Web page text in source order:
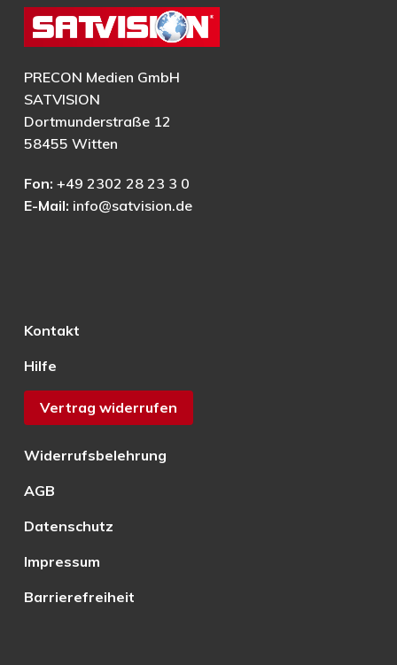
PRECON Medien GmbH
SATVISION
Dortmunderstraße 12
58455 Witten
Fon: +49 2302 28 23 3 0
E-Mail: info@satvision.de
Kontakt
Hilfe
Vertrag widerrufen
Widerrufsbelehrung
AGB
Datenschutz
Impressum
Barrierefreiheit